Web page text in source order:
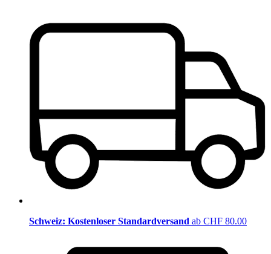
Schweiz: Kostenloser Standardversand ab CHF 80.00